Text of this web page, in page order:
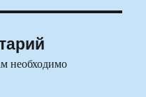
необходимо